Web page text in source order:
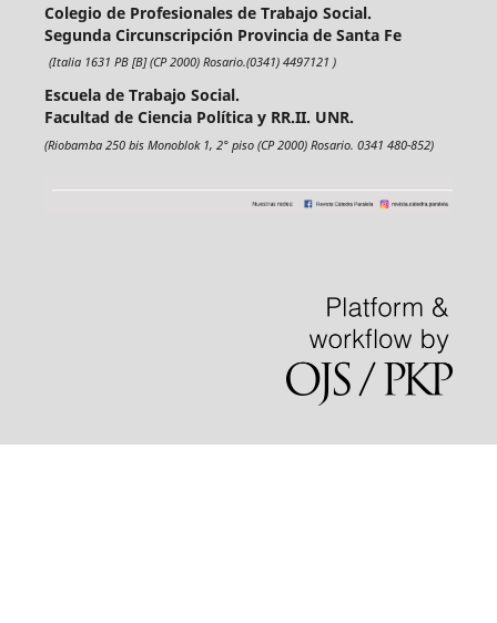
Colegio de Profesionales de Trabajo Social.
Segunda Circunscripción Provincia de Santa Fe
(Italia 1631 PB [B] (CP 2000) Rosario.(0341) 4497121 )
Escuela de Trabajo Social.
Facultad de Ciencia Política y RR.II. UNR.
(Riobamba 250 bis Monoblok 1, 2° piso (CP 2000) Rosario. 0341 480-852)